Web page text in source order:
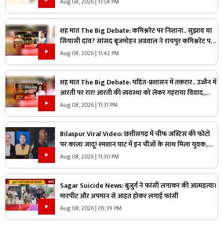
शह मात The Big Debate: कमिश्नरेट पर निशाना.. सुझाव या
सियासी दांव? सांसद बृजमोहन अग्रवाल ने रायपुर कमिश्नरेट पर
उठाए सवाल, क्या वाकई में सिस्टम में सुधार की है जरूरत
Aug 08, 2026 | 11:42 PM
शह मात The Big Debate: पंडित-प्रशासन में तकरार.. उज्जैन में
आरती पर रार! आरती की व्यवस्था को लेकर गहराया विवाद,
आरती के अधिकार को लेकर क्यों उग्र हुए पंडित?
Aug 08, 2026 | 11:31 PM
Bilaspur Viral Video: छत्तीसगढ़ में चीफ जस्टिस की फोटो
पर काला जादू! श्मशान घाट में इन चीजों के साथ मिला युवक,
देखिए ये पूरा वीडियो
Aug 08, 2026 | 11:30 PM
Sagar Suicide News: बुजुर्ग ने फांसी लगाकर की आत्महत्या।
मारपीट और अपमान से आहत होकर लगाई फांसी
Aug 08, 2026 | 05:39 PM